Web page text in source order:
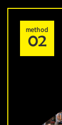
method
02